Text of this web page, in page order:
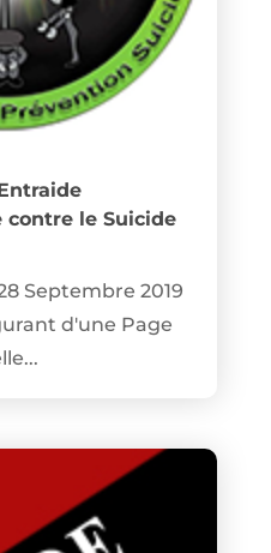
le Suicide
Septembre 2019
d'une Page